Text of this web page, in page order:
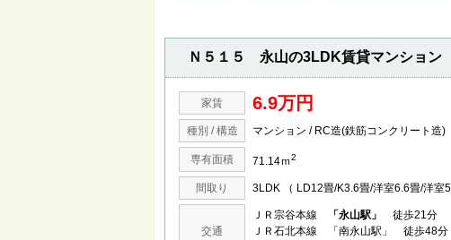
Ｎ５１５ 永山の3LDK賃貸マンション
家賃 6.9万円
種別 / 構造 マンション / RC造(鉄筋コンクリート造)
専有面積 71.14ｍ2
間取り 3LDK （ LD12畳/K3.6畳/洋室6.6畳/洋室
交通
ＪＲ宗谷本線 「永山駅」
徒歩21分
ＪＲ石北本線 「南永山駅」 徒歩48分